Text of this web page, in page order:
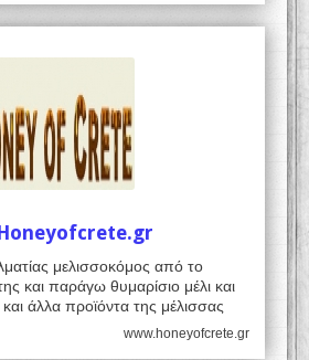
Honeyofcrete.gr
μελισσοκόμος από το
και παράγω θυμαρίσιο μέλι και
άλλα προϊόντα της μέλισσας
www.honeyofcrete.gr